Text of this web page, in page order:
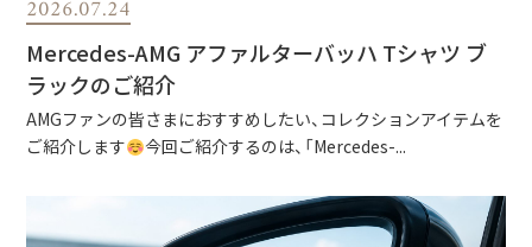
2026.07.24
Mercedes-AMG アファルターバッハ Tシャツ ブ
ラックのご紹介
AMGファンの皆さまにおすすめしたい、コレクションアイテムを
ご紹介します
今回ご紹介するのは、「Mercedes-...